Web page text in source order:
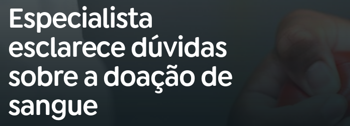
Buscar
na
Rádio
Nacional
01 INÍCIO
02 A RÁDIO
Especialista
esclarece dúvidas
sobre a doação de
sangue